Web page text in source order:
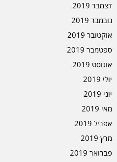
דצמבר 2019
נובמבר 2019
אוקטובר 2019
ספטמבר 2019
אוגוסט 2019
יולי 2019
יוני 2019
מאי 2019
אפריל 2019
מרץ 2019
פברואר 2019